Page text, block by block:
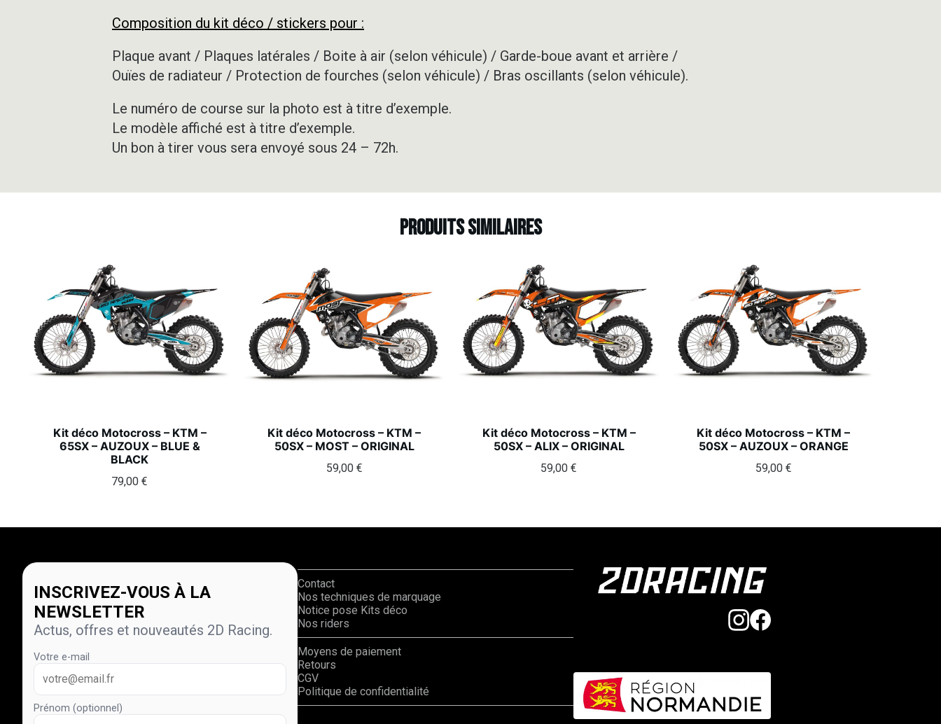
Composition du kit déco / stickers pour :
Plaque avant / Plaques latérales / Boite à air (selon véhicule) / Garde-boue avant et arrière /
Ouïes de radiateur / Protection de fourches (selon véhicule) / Bras oscillants (selon véhicule).
Le numéro de course sur la photo est à titre d’exemple.
Le modèle affiché est à titre d’exemple.
Un bon à tirer vous sera envoyé sous 24 – 72h.
Produits similaires
Kit déco Motocross – KTM –
65SX – AUZOUX – BLUE &
BLACK
79,00€
Kit déco Motocross – KTM –
50SX – MOST – ORIGINAL
59,00 €
Kit déco Motocross – KTM –
50SX – ALIX – ORIGINAL
59,00€
Kit déco Motocross – KTM –
50SX – AUZOUX – ORANGE
59,00 €
INSCRIVEZ-VOUS À LA
NEWSLETTER
Actus, offres et nouveautés 2D Racing.
Votre e-mail
Prénom (optionnel)
Contact
Nos techniques de marquage
Notice pose Kits déco
Nos riders
Moyens de paiement
Retours
CGV
Politique de confidentialité